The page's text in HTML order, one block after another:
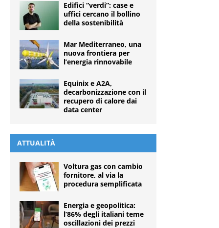
Edifici “verdi”: case e
uffici cercano il bollino
della sostenibilità
Mar Mediterraneo, una
nuova frontiera per
l’energia rinnovabile
Equinix e A2A,
decarbonizzazione con il
recupero di calore dai
data center
ATTUALITÀ
Voltura gas con cambio
fornitore, al via la
procedura semplificata
Energia e geopolitica:
l’86% degli italiani teme
oscillazioni dei prezzi